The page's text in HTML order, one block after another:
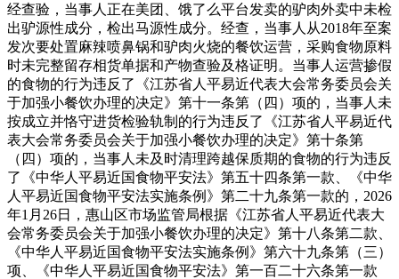
经查验，当事人正在美团、饿了么平台发卖的驴肉外卖中未检
出驴源性成分，检出马源性成分。经查，当事人从2018年至案
发次要处置麻辣喷鼻锅和驴肉火烧的餐饮运营，采购食物原料
时未完整留存相货单据和产物查验及格证明。当事人运营掺假
的食物的行为违反了《江苏省人平易近代表大会常务委员会关
于加强小餐饮办理的决定》第十一条第（四）项的，当事人未
按成立并恪守进货检验轨制的行为违反了《江苏省人平易近代
表大会常务委员会关于加强小餐饮办理的决定》第十条第
（四）项的，当事人未及时清理跨越保质期的食物的行为违反
了《中华人平易近国食物平安法》第五十四条第一款、《中华
人平易近国食物平安法实施条例》第二十九条第一款的，2026
年1月26日，惠山区市场监管局根据《江苏省人平易近代表大
会常务委员会关于加强小餐饮办理的决定》第十八条第二款、
《中华人平易近国食物平安法实施条例》第六十九条第（三）
项、《中华人平易近国食物平安法》第一百二十六条第一款